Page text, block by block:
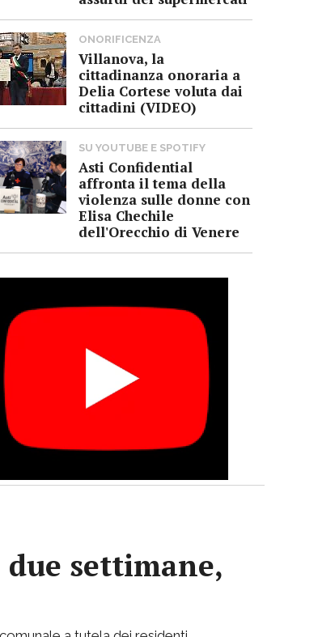
ONORIFICENZA
Villanova, la
cittadinanza onoraria a
Delia Cortese voluta dai
cittadini (VIDEO)
SU YOUTUBE E SPOTIFY
Asti Confidential
affronta il tema della
violenza sulle donne con
Elisa Chechile
dell'Orecchio di Venere
settimane,